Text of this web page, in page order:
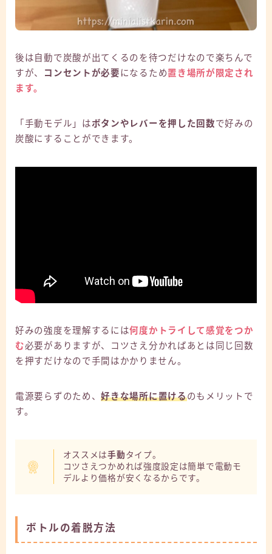
後は自動で炭酸が出てくるのを待つだけなので楽ちんで
すが、
コンセントが必要になるため置き場所が限定され
ます。
「手動モデル」はボタンやレバーを押した回数で好みの
炭酸にすることができます。
好みの強度を理解するには何度かトライして感覚をつか
む必要がありますが、コツさえ分かればあとは同じ回数
を押すだけなので手間はかかりません。
電源要らずのため、好きな場所に置けるのもメリットで
す。
オススメは手動 タイプ。
コツさえつかめれば強度設定は簡単で電動モ
デルより価格が安くなるからです。
ボトルの着脱方法